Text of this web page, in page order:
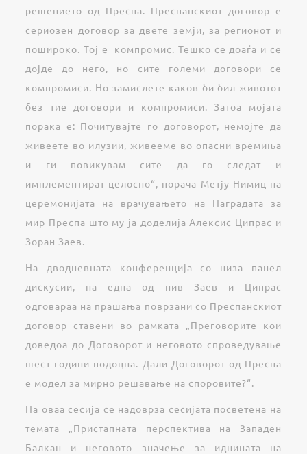
решението од Преспа. Преспанскиот договор е
сериозен договор за двете земји, за регионот и
пошироко. Тој е компромис. Тешко се доаѓа и се
дојде до него, но сите големи договори се
компромиси. Но замислете каков би бил животот
без тие договори и компромиси. Затоа мојата
порака е: Почитувајте го договорот, немојте да
живеете во илузии, живееме во опасни времиња
и ги повикувам сите да го следат и
имплементират целосно“, порача Метју Нимиц на
церемонијата на врачувањето на Наградата за
мир Преспа што му ја доделија Алексис Ципрас и
Зоран Заев.
На дводневната конференција со низа панел
дискусии, на една од нив Заев и Ципрас
одговараа на прашања поврзани со Преспанскиот
договор ставени во рамката „Преговорите кои
доведоа до Договорот и неговото спроведување
шест години подоцна. Дали Договорот од Преспа
е модел за мирно решавање на споровите?“.
На оваа сесија се надоврза сесијата посветена на
темата „Пристапната перспектива на Западен
Балкан и неговото значење за иднината на